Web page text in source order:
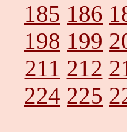
185 186
198 199
211 212
224 225